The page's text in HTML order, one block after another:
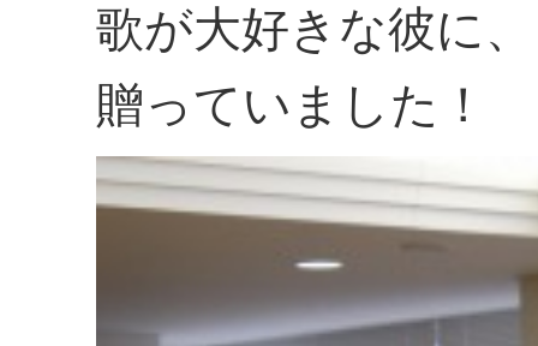
歌が大好きな彼に
贈っていました！